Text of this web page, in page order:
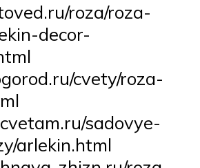
roza/roza-
decor-
cvety/roza-
sadovye-
arlekin.html